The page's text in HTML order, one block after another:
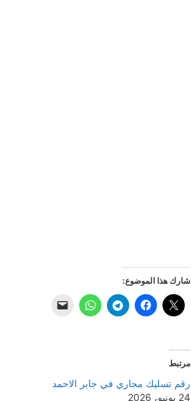
شارك هذا الموضوع:
مرتبط
رقم تسليك مجاري في جابر الاحمد
24 يونيو، 2026